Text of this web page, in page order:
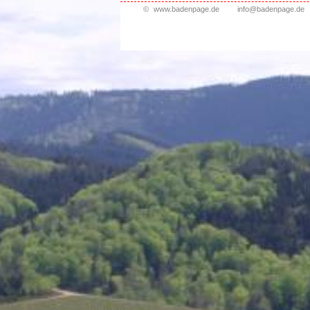
© www.badenpage.de info@badenpage.de